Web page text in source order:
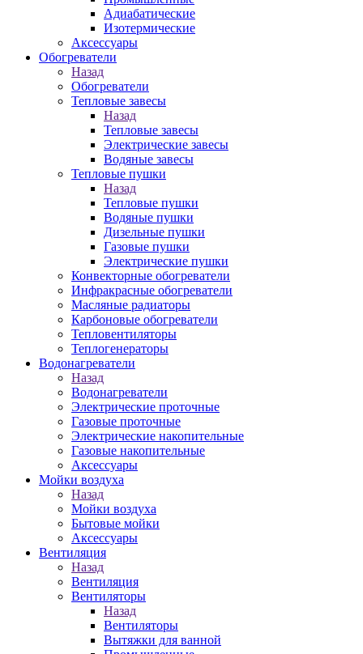
Адиабатические
Изотермические
Аксессуары
Обогреватели
Назад
Обогреватели
Тепловые завесы
Назад
Тепловые завесы
Электрические завесы
Водяные завесы
Тепловые пушки
Назад
Тепловые пушки
Водяные пушки
Дизельные пушки
Газовые пушки
Электрические пушки
Конвекторные обогреватели
Инфракрасные обогреватели
Масляные радиаторы
Карбоновые обогреватели
Тепловентиляторы
Теплогенераторы
Водонагреватели
Назад
Водонагреватели
Электрические проточные
Газовые проточные
Электрические накопительные
Газовые накопительные
Аксессуары
Мойки воздуха
Назад
Мойки воздуха
Бытовые мойки
Аксессуары
Вентиляция
Назад
Вентиляция
Вентиляторы
Назад
Вентиляторы
Вытяжки для ванной